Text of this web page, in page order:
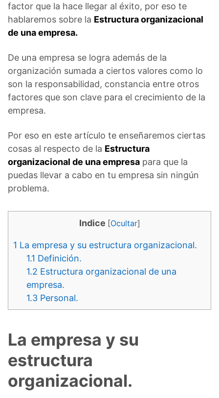
factor que la hace llegar al éxito, por eso te
hablaremos sobre la Estructura organizacional
de una empresa.
De una empresa se logra además de la
organización sumada a ciertos valores como lo
son la responsabilidad, constancia entre otros
factores que son clave para el crecimiento de la
empresa.
Por eso en este artículo te enseñaremos ciertas
cosas al respecto de la Estructura
organizacional de una empresa para que la
puedas llevar a cabo en tu empresa sin ningún
problema.
Indice [Ocultar]
1 La empresa y su estructura organizacional.
1.1 Definición.
1.2 Estructura organizacional de una
empresa.
1.3 Personal.
La empresa y su
estructura
organizacional.